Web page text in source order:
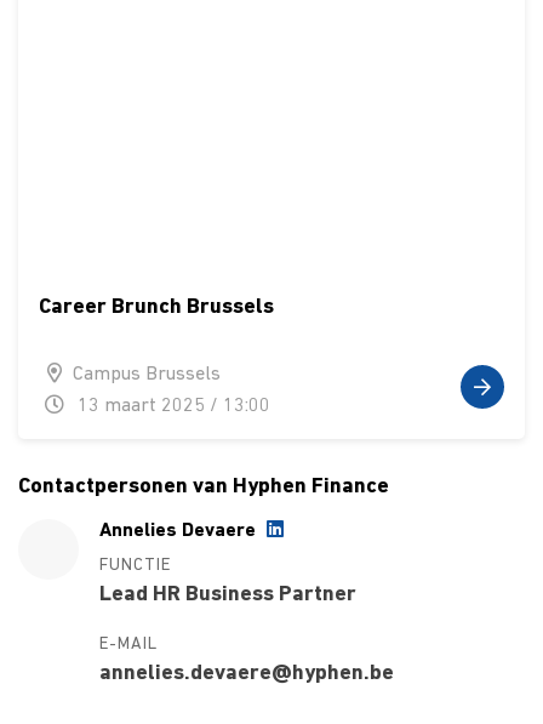
Career Brunch Brussels
Campus Brussels
13 maart 2025 / 13:00
Contactpersonen van Hyphen Finance
Annelies Devaere
FUNCTIE
Lead HR Business Partner
E-MAIL
annelies.devaere@hyphen.be